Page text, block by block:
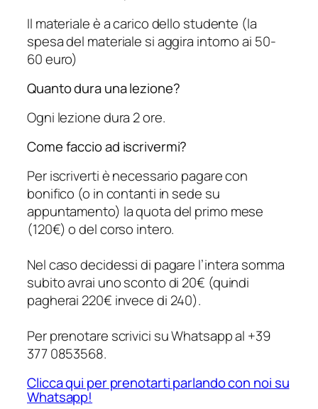
Il materiale è a carico dello studente (la
spesa del materiale si aggira intorno ai 50-
60 euro)
Quanto dura una lezione?
Ogni lezione dura 2 ore.
Come faccio ad iscrivermi?
Per iscriverti è necessario pagare con
bonifico (o in contanti in sede su
appuntamento) la quota del primo mese
(120€) o del corso intero.
Nel caso decidessi di pagare l’intera somma
subito avrai uno sconto di 20€ (quindi
pagherai 220€ invece di 240).
Per prenotare scrivici su Whatsapp al +39
377 0853568.
Clicca qui per prenotarti parlando con noi su
Whatsapp!